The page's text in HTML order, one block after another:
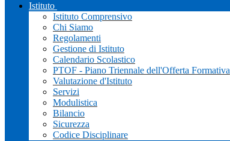
Istituto
Istituto Comprensivo
Chi Siamo
Regolamenti
Gestione di Istituto
Calendario Scolastico
PTOF - Piano Triennale dell'Offerta Formativa
Valutazione d'Istituto
Servizi
Modulistica
Bilancio
Sicurezza
Codice Disciplinare